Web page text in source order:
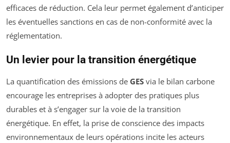
efficaces de réduction. Cela leur permet également d’anticiper
les éventuelles sanctions en cas de non-conformité avec la
réglementation.
Un levier pour la transition énergétique
La quantification des émissions de GES via le bilan carbone
encourage les entreprises à adopter des pratiques plus
durables et à s’engager sur la voie de la transition
énergétique. En effet, la prise de conscience des impacts
environnementaux de leurs opérations incite les acteurs